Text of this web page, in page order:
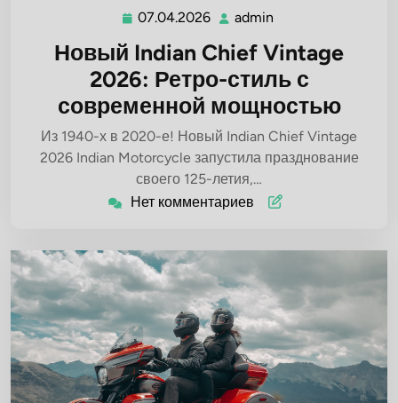
07.04.2026 07.04.2026
admin
Новый Indian Chief Vintage
2026: Ретро-стиль с
современной мощностью
Из 1940-х в 2020-е! Новый Indian Chief Vintage
2026 Indian Motorcycle запустила празднование
своего 125-летия,…
Нет комментариев